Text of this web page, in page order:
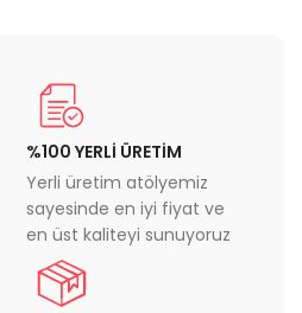
%100 YERLİ ÜRETİM
Yerli üretim atölyemiz
sayesinde en iyi fiyat ve
en üst kaliteyi sunuyoruz